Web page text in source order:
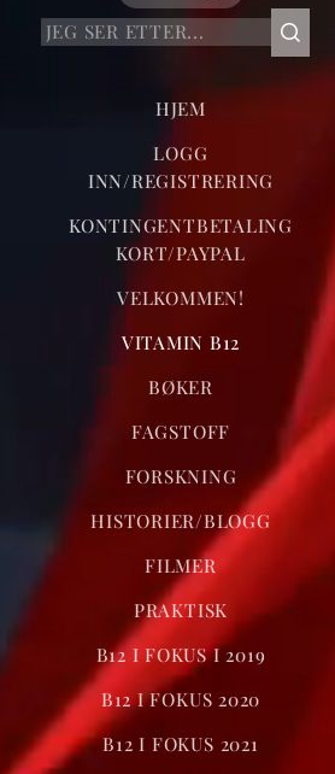
HJEM
LOGG
INN/REGISTRERING
KONTINGENTBETALING
KORT/PAYPAL
VELKOMMEN!
VITAMIN B12
BØKER
FAGSTOFF
FORSKNING
HISTORIER/BLOGG
FILMER
PRAKTISK
B12 I FOKUS I 2019
B12 I FOKUS 2020
B12 I FOKUS 2021